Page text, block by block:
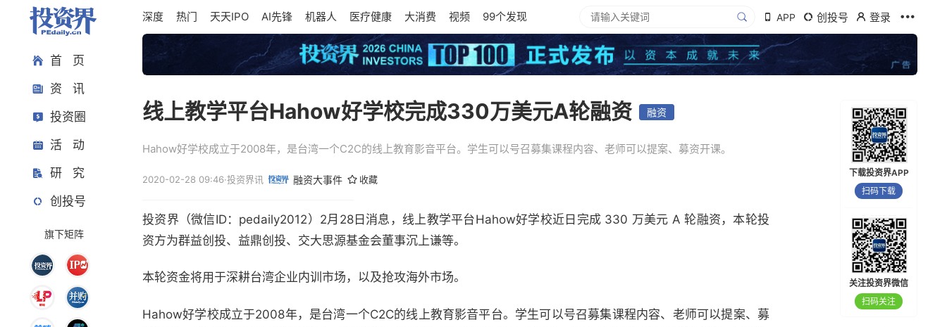
首 页
资 讯
投资圈
活 动
研 究
创投号
旗下矩阵
深度 热门 天天IPO AI先锋 机器人 医疗健康 大消费 视频 99个发现 APP 创投号 登录
线上教学平台Hahow好学校完成330万美元A轮融资 融资
Hahow好学校成立于2008年，是台湾一个C2C的线上教育影音平台。学生可以号召募集课程内容、老师可以提案、募资开课。
2020-02-28 09:46·投资界讯 融资大事件 收藏
投资界（微信ID：pedaily2012）2月28日消息，线上教学平台Hahow好学校近日完成 330 万美元 A 轮融资，本轮投
资方为群益创投、益鼎创投、交大思源基金会董事沉上谦等。
本轮资金将用于深耕台湾企业内训市场，以及抢攻海外市场。
Hahow好学校成立于2008年，是台湾一个C2C的线上教育影音平台。学生可以号召募集课程内容、老师可以提案、募
下载投资界APP
扫码下载
关注投资界微信
扫码关注